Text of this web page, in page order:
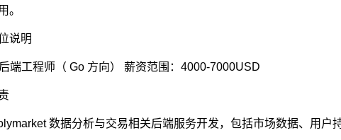
。
说明
后端工程师（ Go 方向） 薪资范围：4000-7000USD
数据分析与交易相关后端服务开发，包括市场数据、用